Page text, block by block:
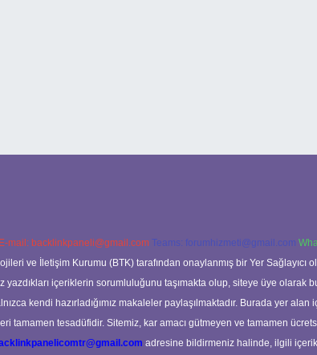
E-mail: backlinkpaneli@gmail.com Teams: forumhizmeti@gmail.com
ve İletişim Kurumu (BTK) tarafından onaylanmış bir Yer
içeriklerin sorumluluğunu taşımakta olup, siteye üye
kendi hazırladığımız makaleler paylaşılmaktadır. Burada yer
tamamen tesadüfidir. Sitemiz, kar amacı gütmeyen ve tamamen
adresine bildirmeniz halinde, ilgili